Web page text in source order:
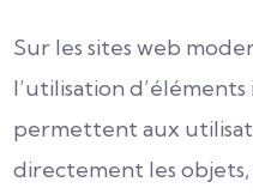
Sur les sites web
l’utilisation
permettent aux
directement les